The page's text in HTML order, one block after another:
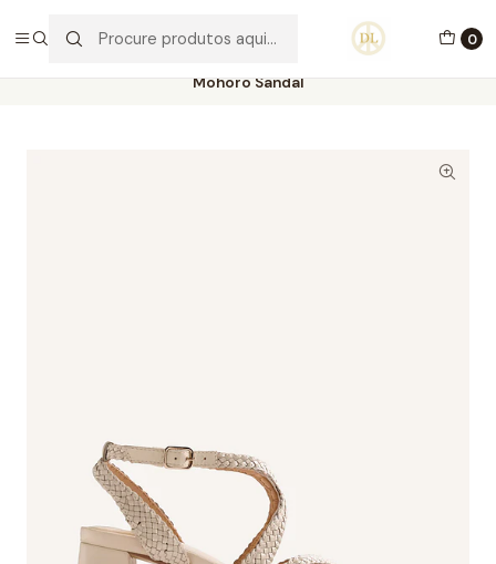
0
PORTES GRÁTIS ACIMA DE 70€ PORTUGAL CONTINENTAL
Mohoro Sandal